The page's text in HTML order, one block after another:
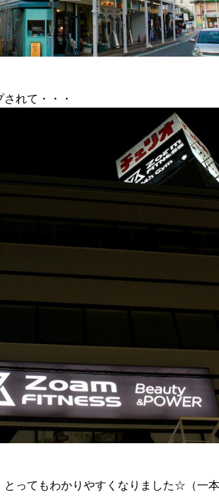
れて・・・
とってもわかりやすくなりました☆（一